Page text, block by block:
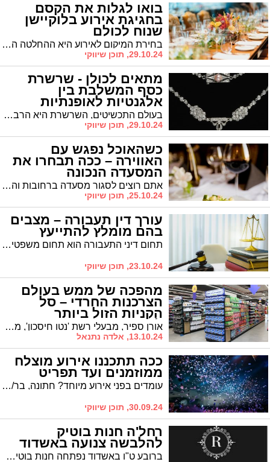
בואו לגלות את הקסם
בחגיגת אירוע בלוקיישן
שנוח לכולם
בחירת המיקום לאירוע היא ההחלטה המשמעותית ביותר בתהליך התכנון. זהו המקום שבו תתכנסו עם כל יקיריכם לחגוג את השמחה המשותפת, ולכן חשיבותו קריטית להצלחת האירוע כולו.
29.10.24, תוכן שיווקי
מתאים לכולן - שרשרת
כסף המשלבת בין
אלגנטיות לאופנתיות
בעולם התכשיטים, השרשרת היא הרבה יותר מסתם אביזר אופנתי - היא הצהרה אישית, מתנה רגשית ופריט שיכול לשדרג כל מראה. מה שהופך את השרשרת לבחירה מושלמת למתנה הוא הגיוון העצום שהיא מציעה - החל מיצירות זהב טהור המשדרות יוקרה ועמידות לאורך שנים, דרך תכשיטי כסף סטרלינג המשלבים אמינות עם אסתטיקה, ועד לשרשראות משובצות יהלומים שכל אחד מהם נבחר בקפידה על פי איכות הליטוש, הניקיון, הצבע והמשקל שלו. זהו פריט שמתאים לכל אישה - צעירה או מבוגרת, אמא או בת, סבתא או נכדה - ולכל אירוע משמח, מבת מצווה ועד יום נישואים.
29.10.24, תוכן שיווקי
כשהאוכל נפגש עם
האווירה – ככה תבחרו את
המסעדה הנכונה
אתם רוצים לסגור מסעדה ברחובות והסביבה וחשוב לכם שהארוחה תהיה מוצלחת במיוחד – בין אם לשם פגישה עסקית, ארוחה רומנטית או מפגש משפחתי, כדאי שתדעו שבעידן של היום יש הכול מהכול. הנושא החשוב ביותר עליו יש לתת את הדגש הוא האווירה, אך ישנם גם נושאים נוספים אליהם יש לתת את תשומת הלב ואנחנו הכנו לכם היום את כל מה שאתם צריכים לדעת כדי להצליח לבחור נכון.
25.10.24, תוכן שיווקי
עורך דין תעבורה – מצבים
בהם מומלץ להתייעץ
תחום דיני התעבורה הוא תחום משפטי רחב המערב את כל מי שמשתמש בדרך הציבורית – נהגים, הולכי רגל, ורוכבי אופניים. עבירות תנועה יכולות לנוע בין עבירות קלות ביותר כמו אי שמירת מרחק, ועד עבירות חמורות כמו נהיגה בשכרות וגרימת תאונה קטלנית. כל עבירת תנועה עשויה לגרור עונש מסוג כלשהו, ולכן במקרים רבים מומלץ להתייעץ עם עורך דין תעבורה או עורך דין לענייני תעבורה כדי להבטיח הגנה משפטית מיטבית ולהימנע מעונשים כבדים.
23.10.24, תוכן שיווקי
מהפכה של ממש בעולם
הצרכנות החרדי – סל
הקניות הזול ביותר
למשפחה! אורן ספיר, מבעלי רשת 'נטו חיסכון', מסמן "וי" על תקופת החגים ודוהר קדימה: "בשורה אדירה למשפחות ברוכות ילדים המעדיפות לבצע את הקניות במרוכז ובחיסכון מבלי לוותר על איכות המוצרים"
13.10.24, אלדה נתנאל
ככה תתכננו אירוע מוצלח
ממוזמנים ועד תפריט
עומדים בפני אירוע מיוחד? חתונה, בר/בת מצווה, ברית/ה או אולי אירוע עסקי? ומעוניינים לתכנן את החגיגה בדרך היעילה ביותר להשגת התוצאה המרשימה ביותר? המפתח להצלחה בהפקת אירוע משמעותי טמון בתכנון קפדני של כל פרט: החל מגיבוש הרעיון המרכזי, דרך בחירת המיקום המושלם, ועד לתכנון התפריט והתוכן האמנותי בכפוף למגבלות התקציב. כל אלה משתלבים יחדיו ליצירת חוויה כוללת מרשימה. לפניכם מספר אלמנטים מרכזיים שיסייעו לכם בדרך להפקת אירוע מוצלח ומרגש:
30.09.24, תוכן שיווקי
רחל'ה חנות בוטיק
להלבשה צנועה באשדוד
ברובע ט"ו באשדוד נפתחה חנות בוטיק חדשה להלבשה צנועה, ביוזמתה של רחל'ה אדרי, תושבת העיר, אשר הקימה את החנות מתוך צורך אישי להציע אופנה איכותית, מגוונת ונגישה לכל אישה.